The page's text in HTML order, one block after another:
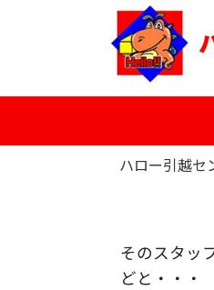
ハロー引越セ
そのスタッ
どと・・・